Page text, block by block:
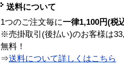
送料について
1つのご注文毎に一律1,100円(税
※売掛取引(後払い)のお客様は
無料！
⇒送料について詳しくはこちら